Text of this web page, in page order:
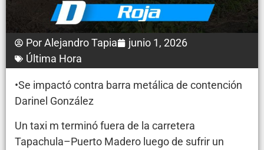
PorAlejandro Tapia
junio 1, 2026
Última Hora
•Se impactó contra barra metálica de contención
Darinel González
Un taxi m terminó fuera de la carretera
Tapachula–Puerto Madero luego de sufrir un